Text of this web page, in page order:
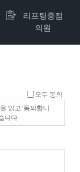
리프팅중점
의원
모두 동의
읽고 '동의합니
니다